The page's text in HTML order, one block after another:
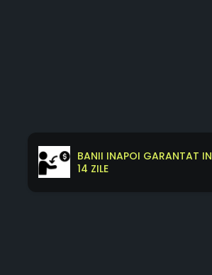
BANII INAPOI GARANTAT IN
14 ZILE